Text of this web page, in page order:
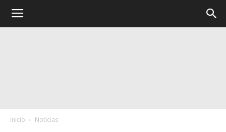
Início Notícias